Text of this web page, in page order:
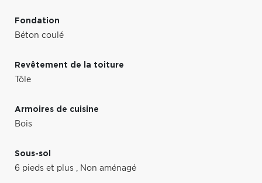
Fondation
Béton coulé
Revêtement de la toiture
Tôle
Armoires de cuisine
Bois
Sous-sol
6 pieds et plus , Non aménagé